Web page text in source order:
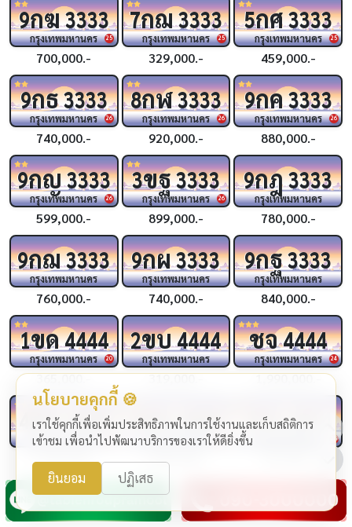
25
9กฆ3333
กรุงเทพมหานคร
700,000.-
25
7กฌ3333
กรุงเทพมหานคร
329,000.-
25
5กศ3333
กรุงเทพมหานคร
459,000.-
26
9กธ3333
กรุงเทพมหานคร
740,000.-
26
8กฬ3333
กรุงเทพมหานคร
920,000.-
26
9กค3333
กรุงเทพมหานคร
880,000.-
26
9กญ3333
กรุงเทพมหานคร
599,000.-
26
3ขฐ3333
กรุงเทพมหานคร
899,000.-
9กฎ3333
กรุงเทพมหานคร
780,000.-
9กฌ3333
กรุงเทพมหานคร
760,000.-
9กผ3333
กรุงเทพมหานคร
740,000.-
9กฐ3333
กรุงเทพมหานคร
840,000.-
20
1ขด4444
กรุงเทพมหานคร
365,000.-
2ขบ4444
กรุงเทพมหานคร
319,000.-
24
ชจ4444
กรุงเทพมหานคร
1,990,000.-
24
ขช4444
กรุงเทพมหานคร
1,290,000.-
24
4กฆ4444
กรุงเทพมหานคร
1,999,000.-
25
3กฉ4444
25
กว4444
กรุงเทพมหานคร
9กถ
กรุงเทพมหานคร
4444
กรุงเทพมหานคร
นโยบายคุกกี้ 🍪
เราใช้คุกกี้เพื่อเพิ่มประสิทธิภาพในการใช้งานและเก็บสถิติการ
เข้าชม เพื่อนำไปพัฒนาบริการของเราให้ดียิ่งขึ้น
ยินยอม ปฏิเสธ